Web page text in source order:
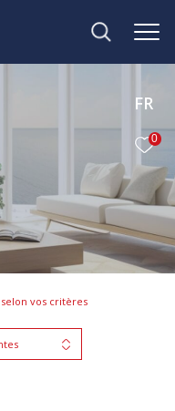
FR
0
vos critères